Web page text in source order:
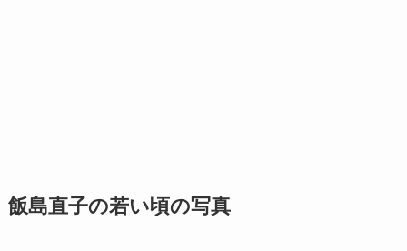
飯島直子の若い頃の写真